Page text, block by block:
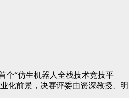
个“仿生机器人全栈技术竞技平
化前景，决赛评委由资深教授、明